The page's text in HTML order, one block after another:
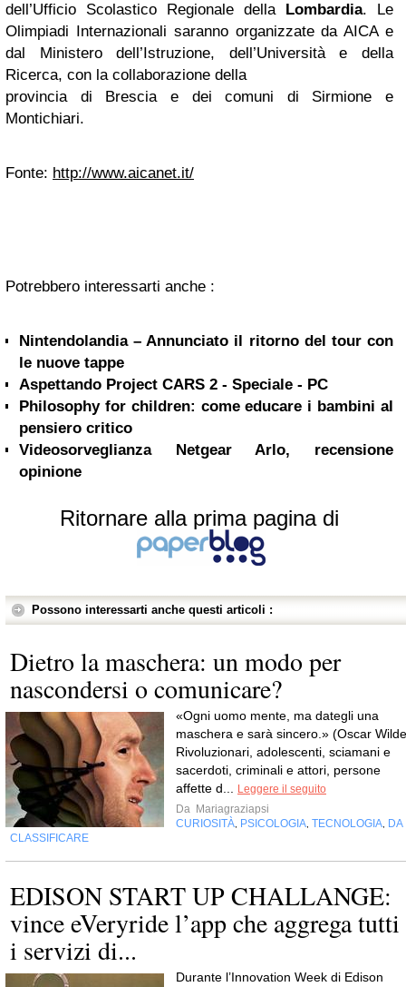
dell’Ufficio Scolastico Regionale della Lombardia. Le
Olimpiadi Internazionali saranno organizzate da AICA e
dal Ministero dell’Istruzione, dell’Università e della
Ricerca, con la collaborazione della
provincia di Brescia e dei comuni di Sirmione e
Montichiari.
Fonte: http://www.aicanet.it/
Potrebbero interessarti anche :
Nintendolandia – Annunciato il ritorno del tour con
le nuove tappe
Aspettando Project CARS 2 - Speciale - PC
Philosophy for children: come educare i bambini al
pensiero critico
Videosorveglianza Netgear Arlo, recensione
opinione
Ritornare alla prima pagina di
Possono interessarti anche questi articoli :
Dietro la maschera: un modo per
nascondersi o comunicare?
«Ogni uomo mente, ma dategli una
maschera e sarà sincero.» (Oscar
Rivoluzionari, adolescenti, sciamani e
sacerdoti, criminali e attori, persone
affette d...
Leggere il seguito
Da Mariagraziapsi
CURIOSITÀ PSICOLOGIA TECNOLOGIA DA
CLASSIFICARE
EDISON START UP CHALLANGE:
vince eVeryride l’app che aggrega tutti
i servizi di...
Durante l’Innovation Week di Edison